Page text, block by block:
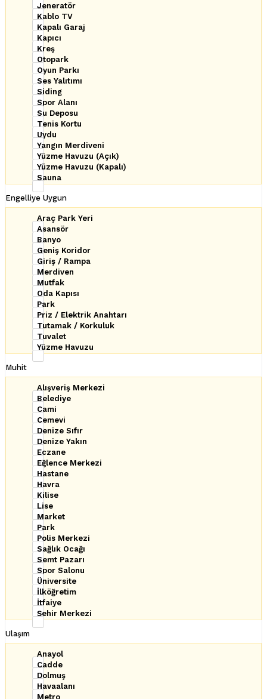
Jeneratör
Kablo TV
Kapalı Garaj
Kapıcı
Kreş
Otopark
Oyun Parkı
Ses Yalıtımı
Siding
Spor Alanı
Su Deposu
Tenis Kortu
Uydu
Yangın Merdiveni
Yüzme Havuzu (Açık)
Yüzme Havuzu (Kapalı)
Sauna
Engelliye Uygun
Araç Park Yeri
Asansör
Banyo
Geniş Koridor
Giriş / Rampa
Merdiven
Mutfak
Oda Kapısı
Park
Priz / Elektrik Anahtarı
Tutamak / Korkuluk
Tuvalet
Yüzme Havuzu
Muhit
Alışveriş Merkezi
Belediye
Cami
Cemevi
Denize Sıfır
Denize Yakın
Eczane
Eğlence Merkezi
Hastane
Havra
Kilise
Lise
Market
Park
Polis Merkezi
Sağlık Ocağı
Semt Pazarı
Spor Salonu
Üniversite
İlköğretim
İtfaiye
Şehir Merkezi
Ulaşım
Anayol
Cadde
Dolmuş
Havaalanı
Metro